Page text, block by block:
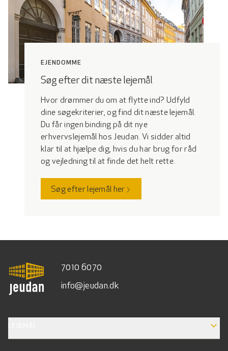
EJENDOMME
Søg efter dit næste lejemål
Hvor drømmer du om at flytte ind? Udfyld
dine søgekriterier, og find dit næste lejemål.
Du får ingen binding på dit nye
erhvervslejemål hos Jeudan. Vi sidder altid
klar til at hjælpe dig, hvis du har brug for råd
og vejledning til at finde det helt rette.
Søg efter lejemål her
7010 6070
info@jeudan.dk
EXPAND_MORE